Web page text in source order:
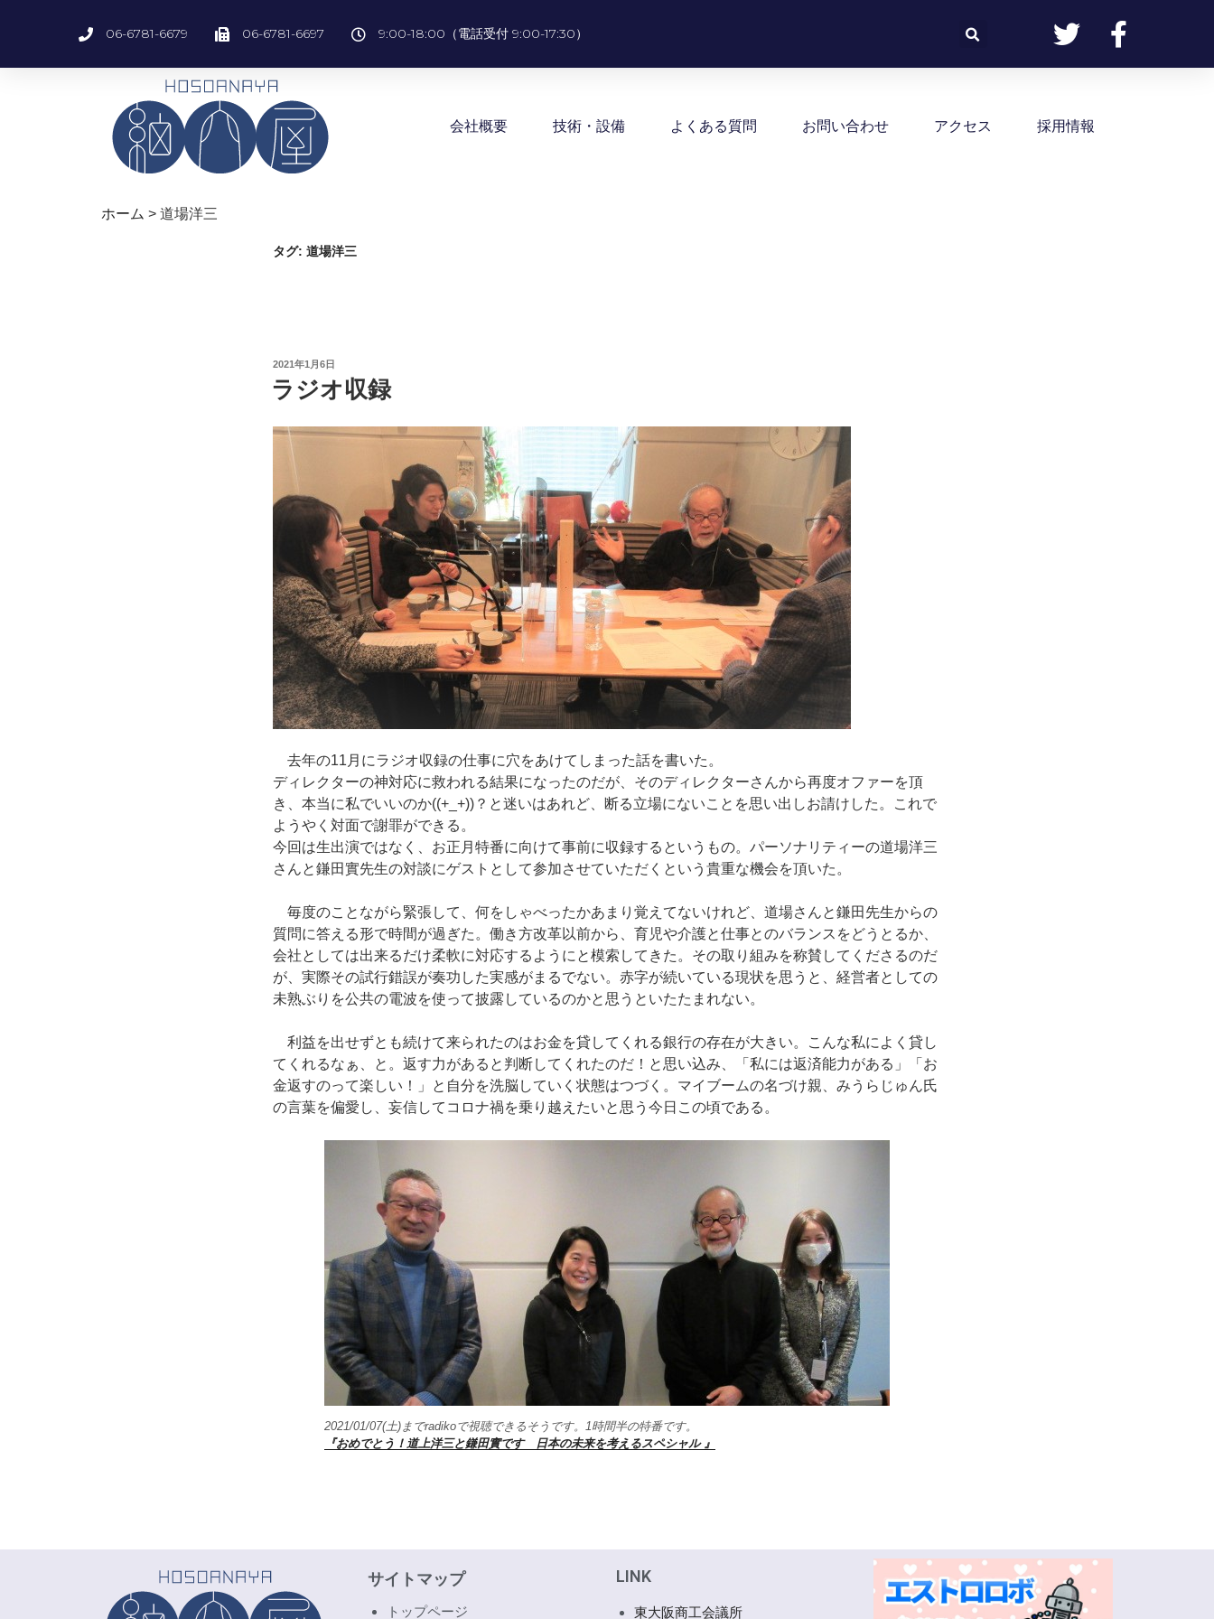
06-6781-6679 06-6781-6697 9:00-18:00（電話受付 9:00-17:30）
会社概要 技術・設備 よくある質問 お問い合わせ アクセス 採用情報
ホーム > 道場洋三
タグ: 道場洋三
2021年1月6日
ラジオ収録
去年の11月にラジオ収録の仕事に穴をあけてしまった話を書いた。
ディレクターの神対応に救われる結果になったのだが、そのディレクターさんから再度オファーを頂
き、本当に私でいいのか((+_+))？と迷いはあれど、断る立場にないことを思い出しお請けした。これで
ようやく対面で謝罪ができる。
今回は生出演ではなく、お正月特番に向けて事前に収録するというもの。パーソナリティーの道場洋三
さんと鎌田實先生の対談にゲストとして参加させていただくという貴重な機会を頂いた。
毎度のことながら緊張して、何をしゃべったかあまり覚えてないけれど、道場さんと鎌田先生からの
質問に答える形で時間が過ぎた。働き方改革以前から、育児や介護と仕事とのバランスをどうとるか、
会社としては出来るだけ柔軟に対応するようにと模索してきた。その取り組みを称賛してくださるのだ
が、実際その試行錯誤が奏功した実感がまるでない。赤字が続いている現状を思うと、経営者としての
未熟ぶりを公共の電波を使って披露しているのかと思うといたたまれない。
利益を出せずとも続けて来られたのはお金を貸してくれる銀行の存在が大きい。こんな私によく貸し
てくれるなぁ、と。返す力があると判断してくれたのだ！と思い込み、「私には返済能力がある」「お
金返すのって楽しい！」と自分を洗脳していく状態はつづく。マイブームの名づけ親、みうらじゅん氏
の言葉を偏愛し、妄信してコロナ禍を乗り越えたいと思う今日この頃である。
2021/01/07(土)までradikoで視聴できるそうです。1時間半の特番です。
『おめでとう！道上洋三と鎌田實です 日本の未来を考えるスペシャル 』
サイトマップ
トップページ
LINK
東大阪商工会議所